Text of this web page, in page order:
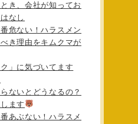
き、会社が知ってお
なし
危ない！ハラスメン
き理由をキムクマが
」に気づいてます
ないとどうなるの？
ます
あぶない！ハラスメ